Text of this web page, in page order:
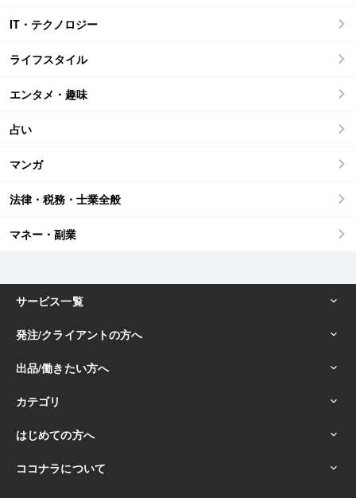
IT・テクノロジー
ライフスタイル
エンタメ・趣味
占い
マンガ
法律・税務・士業全般
マネー・副業